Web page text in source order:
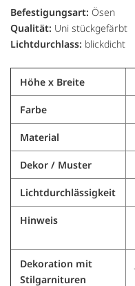
Befestigungsart: Ösen
Qualität: Uni stückgefärbt
Lichtdurchlass: blickdicht
Höhe x Breite
Farbe
Material
Dekor / Muster
Lichtdurchlässigkeit
Hinweis
Dekoration mit
Stilgarnituren